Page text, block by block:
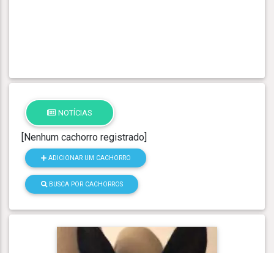
NOTÍCIAS
[Nenhum cachorro registrado]
ADICIONAR UM CACHORRO
BUSCA POR CACHORROS